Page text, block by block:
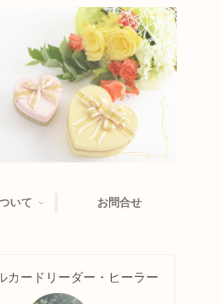
いて お問合せ
カードリーダー・ヒーラー